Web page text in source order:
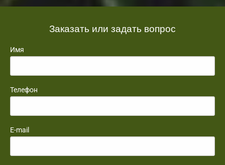
Заказать или задать вопрос
Имя
Телефон
E-mail